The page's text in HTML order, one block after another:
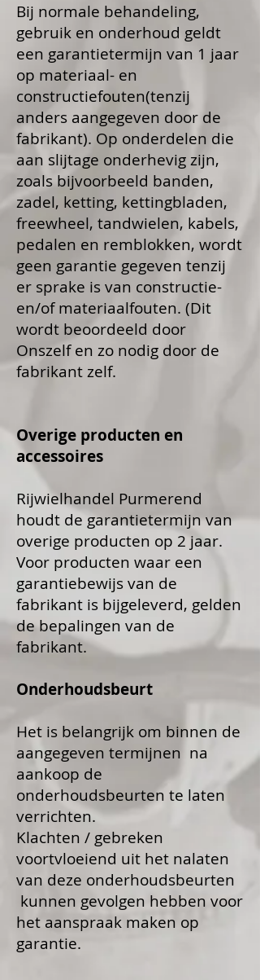
Bij normale behandeling,
gebruik en onderhoud geldt
een garantietermijn van 1 jaar
op materiaal- en
constructiefouten(tenzij
anders aangegeven door de
fabrikant). Op onderdelen die
aan slijtage onderhevig zijn,
zoals bijvoorbeeld banden,
zadel, ketting, kettingbladen,
freewheel, tandwielen, kabels,
pedalen en remblokken, wordt
geen garantie gegeven tenzij
er sprake is van constructie-
en/of materiaalfouten. (Dit
wordt beoordeeld door
Onszelf en zo nodig door de
fabrikant zelf.
Overige producten en
accessoires
Rijwielhandel Purmerend
houdt de garantietermijn van
overige producten op 2 jaar.
Voor producten waar een
garantiebewijs van de
fabrikant is bijgeleverd, gelden
de bepalingen van de
fabrikant.
Onderhoudsbeurt
Het is belangrijk om binnen de
aangegeven termijnen na
aankoop de
onderhoudsbeurten te laten
verrichten.
Klachten / gebreken
voortvloeiend uit het nalaten
van deze onderhoudsbeurten
kunnen gevolgen hebben voor
het aanspraak maken op
garantie.